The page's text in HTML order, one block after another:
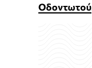
Οδοντωτού